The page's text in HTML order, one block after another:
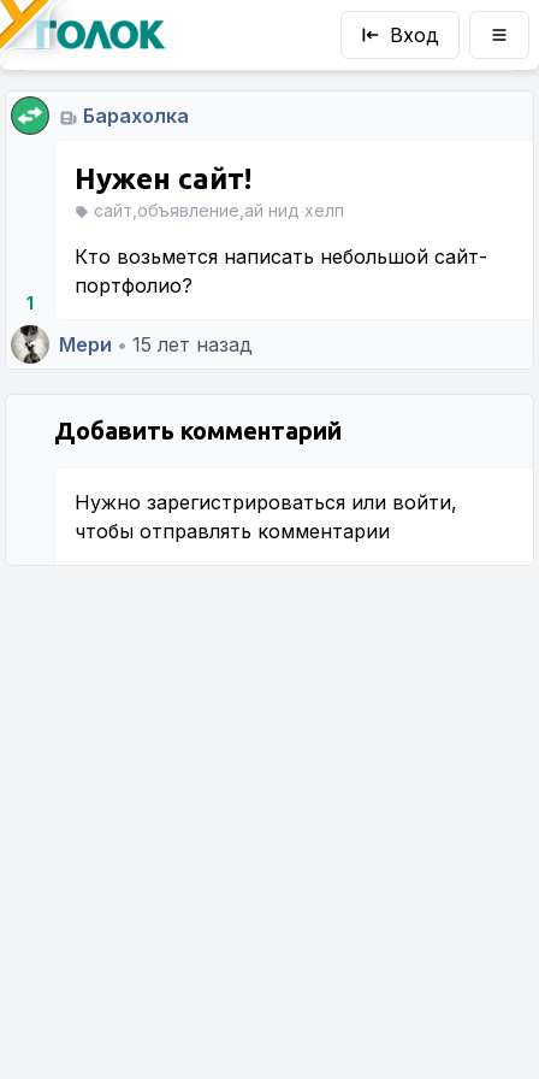
Вход
Барахолка
1
Нужен сайт!
сайт,объявление,ай нид хелп
Кто возьмется написать небольшой сайт-
портфолио?
Мери • 15 лет назад
Добавить комментарий
Нужно зарегистрироваться или войти,
чтобы отправлять комментарии